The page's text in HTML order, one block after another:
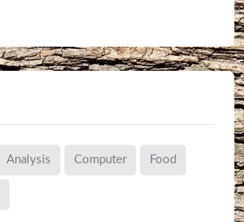
Analysis Computer Food